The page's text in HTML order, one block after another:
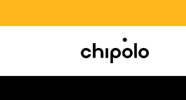
Chipolo - Home page
Integracije